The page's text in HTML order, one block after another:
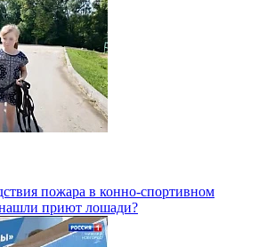
пожара в конно-спортивном
приют лошади?